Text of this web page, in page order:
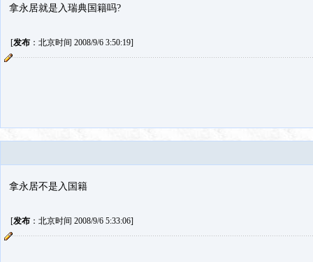
拿永居就是入瑞典国籍吗?
[发布：北京时间 2008/9/6 3:50:19]
拿永居不是入国籍
[发布：北京时间 2008/9/6 5:33:06]